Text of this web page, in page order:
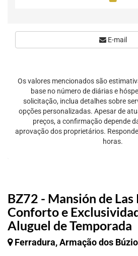
BZ72 - Mansión de Las
Conforto e
Aluguel de Temporada
Ferradura, Armação dos
E-mail
Os valores mencionados são
base no número de diárias e
solicitação, inclua detalhes sobre
opções personalizadas. Apesar de
preços, a confirmação depende
aprovação dos proprietários.
horas.